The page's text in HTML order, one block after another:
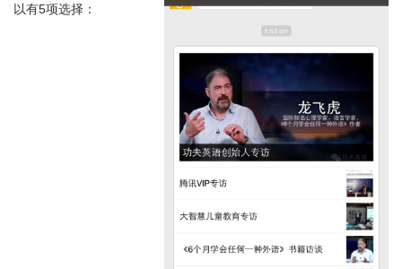
以有5项选择：